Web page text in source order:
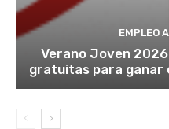
EMPLEO
Verano Joven
gratuitas para ganar